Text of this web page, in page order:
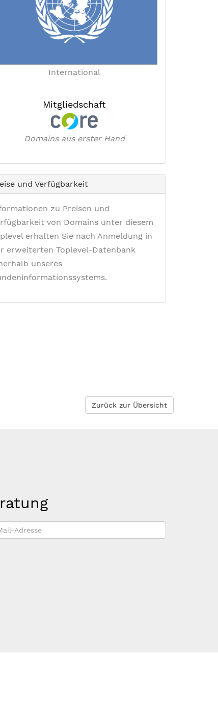
International
Mitgliedschaft
Domains aus erster Hand
und Verfügbarkeit
zu Preisen und
von Domains unter diesem
erhalten Sie nach Anmeldung in
erweiterten Toplevel-Datenbank
unseres
Zurück zur Übersicht